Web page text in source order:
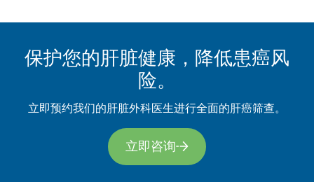
保护您的肝脏健康，降低患癌风
险。
立即预约我们的肝脏外科医生进行全面的肝癌筛查。
立即咨询